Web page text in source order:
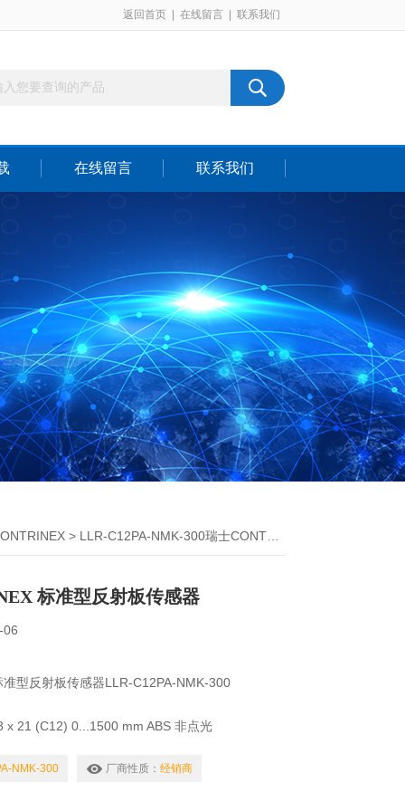
返回首页 在线留言 联系我们
在线留言 联系我们
> LLR-C12PA-NMK-300瑞士CONTRINEX 标准型反射板传感器
标准型反射板传感器
06
型反射板传感器LLR-C12PA-NMK-300
x 21 (C12) 0...1500 mm ABS 非点光
7.0
NMK-300 厂商性质： 经销商